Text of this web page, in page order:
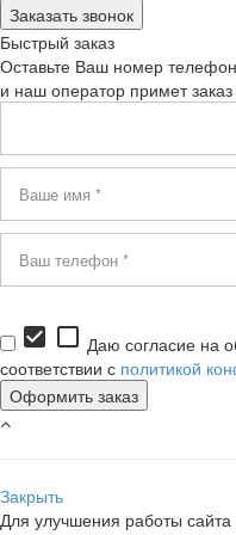
Быстрый заказ
Оставьте Ваш номер
и наш оператор примет заказ
check_box check_box_outline_blank Даю согласие на
соответствии с политикой
Закрыть
Для улучшения работы сайта